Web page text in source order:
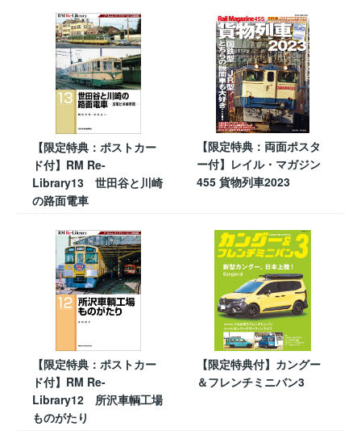
【限定特典：ポストカー
ド付】RM Re-
Library13 世田谷と川崎
の路面電車
【限定特典：両面ポスタ
ー付】レイル・マガジン
455 貨物列車2023
【限定特典：ポストカー
ド付】RM Re-
Library12 所沢車輌工場
ものがたり
【限定特典付】カングー
＆フレンチミニバン3